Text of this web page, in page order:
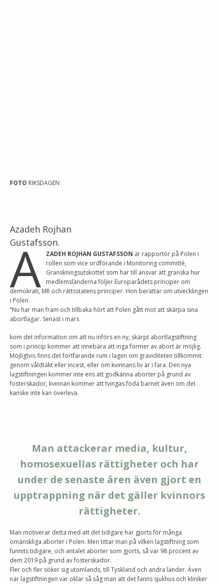
FOTO RIKSDAGEN
Azadeh Rojhan
Gustafsson.
A ZADEH ROJHAN GUSTAFSSON är rapportör på Polen i
rollen som vice ordförande i Monitoring committé,
Granskningsutskottet som har till ansvar att granska hur
medlemsländerna följer Europarådets principer om
demokrati, MR och rättsstatens principer. Hon berättar om utvecklingen
i Polen.
“Nu har man fram och tillbaka hört att Polen gått mot att skärpa sina
abortlagar. Senast i mars
kom det information om att nu införs en ny, skärpt abortlagstiftning
som i princip kommer att innebära att inga former av abort är möjlig.
Möjligtvis finns det fortfarande rum i lagen om graviditeten tillkommit
genom våldtäkt eller incest, eller om kvinnans liv är i fara. Den nya
lagstiftningen kommer inte ens att godkänna aborter på grund av
fosterskador, kvinnan kommer att tvingas föda barnet även om det
kanske inte kan överleva.
Man attackerar media, kultur,
homosexuellas rättigheter och har
under de senaste åren även gjort en
upptrappning när det gäller kvinnors
rättigheter.
Man motiverar detta med att det tidigare har gjorts för många
omänskliga aborter i Polen. Men tittar man på vilken lagstiftning som
funnits tidigare, och antalet aborter som gjorts, så var 98 procent av
dem 2019 på grund av fosterskador.
Fler och fler söker sig utomlands, till Tyskland och andra länder. Även
när lagstiftningen var oklar så såg man att det fanns sjukhus och kliniker